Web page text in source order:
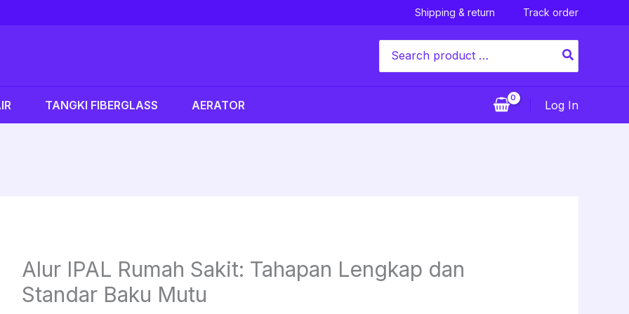
Shipping & return Track order
for:
TANGKI FIBERGLASS AERATOR Log In
Alur IPAL Rumah Sakit: Tahapan Lengkap dan
Standar Baku Mutu